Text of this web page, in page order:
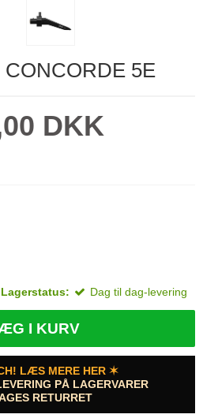
5E
DKK
Lagerstatus: Dag til dag-levering
I KURV
LÆS MERE HER ✶
PÅ LAGERVARER
RETURRET